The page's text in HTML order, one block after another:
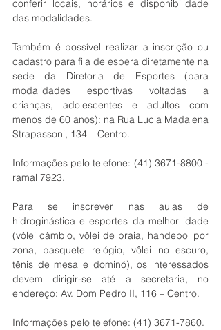
conferir locais, horários e disponibilidade
das modalidades.
Também é possível realizar a inscrição ou
cadastro para fila de espera diretamente na
sede da Diretoria de Esportes (para
modalidades esportivas voltadas a
crianças, adolescentes e adultos com
menos de 60 anos): na Rua Lucia Madalena
Strapassoni, 134 – Centro.
Informações pelo telefone: (41) 3671-8800 -
ramal 7923.
Para se inscrever nas aulas de
hidroginástica e esportes da melhor idade
(vôlei câmbio, vôlei de praia, handebol por
zona, basquete relógio, vôlei no escuro,
tênis de mesa e dominó), os interessados
devem dirigir-se até a secretaria, no
endereço: Av. Dom Pedro II, 116 – Centro.
Informações pelo telefone: (41) 3671-7860.